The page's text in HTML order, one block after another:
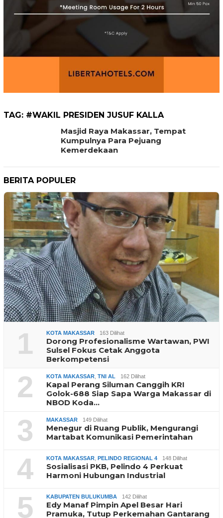
TAG: #WAKIL PRESIDEN JUSUF KALLA
Masjid Raya Makassar, Tempat
Kumpulnya Para Pejuang
Kemerdekaan
BERITA POPULER
1 KOTA MAKASSAR 163 Dilihat
Dorong Profesionalisme Wartawan, PWI
Sulsel Fokus Cetak Anggota
Berkompetensi
2 KOTA MAKASSAR TNI AL 162 Dilihat
Kapal Perang Siluman Canggih KRI
Golok-688 Siap Sapa Warga Makassar di
NBOD Koda…
3 MAKASSAR 149 Dilihat
Menegur di Ruang Publik, Mengurangi
Martabat Komunikasi Pemerintahan
4 KOTA MAKASSAR PELINDO REGIONAL 4 148 Dilihat
Sosialisasi PKB, Pelindo 4 Perkuat
Harmoni Hubungan Industrial
5 KABUPATEN BULUKUMBA 142 Dilihat
Edy Manaf Pimpin Apel Besar Hari
Pramuka, Tutup Perkemahan Gantarang